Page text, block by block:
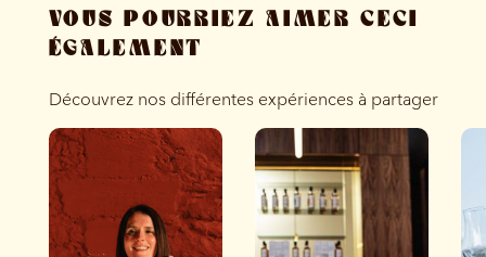
VOUS POURRIEZ AIMER CECI
ÉGALEMENT
Découvrez nos différentes expériences à partager